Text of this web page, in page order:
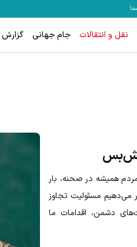
نقل و انتقالات جام جهانی
همیشه در صحنه، بار
می‌دهیم مسئولیت تجاوز
دشمن، اقدامات ما